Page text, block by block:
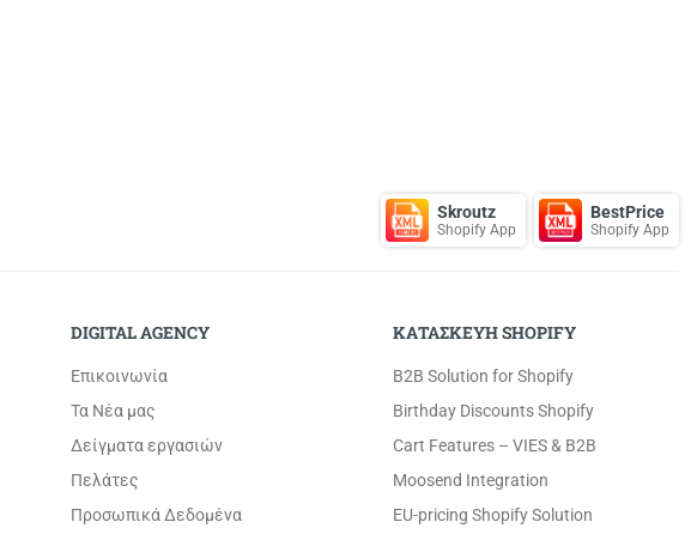
Skroutz
Shopify App
BestPrice
Shopify App
DIGITAL AGENCY
Επικοινωνία
Τα Νέα μας
Δείγματα εργασιών
Πελάτες
Προσωπικά Δεδομένα
ΚΑΤΑΣΚΕΥΗ SHOPIFY
B2B Solution for Shopify
Birthday Discounts Shopify
Cart Features – VIES & B2B
Moosend Integration
EU-pricing Shopify Solution